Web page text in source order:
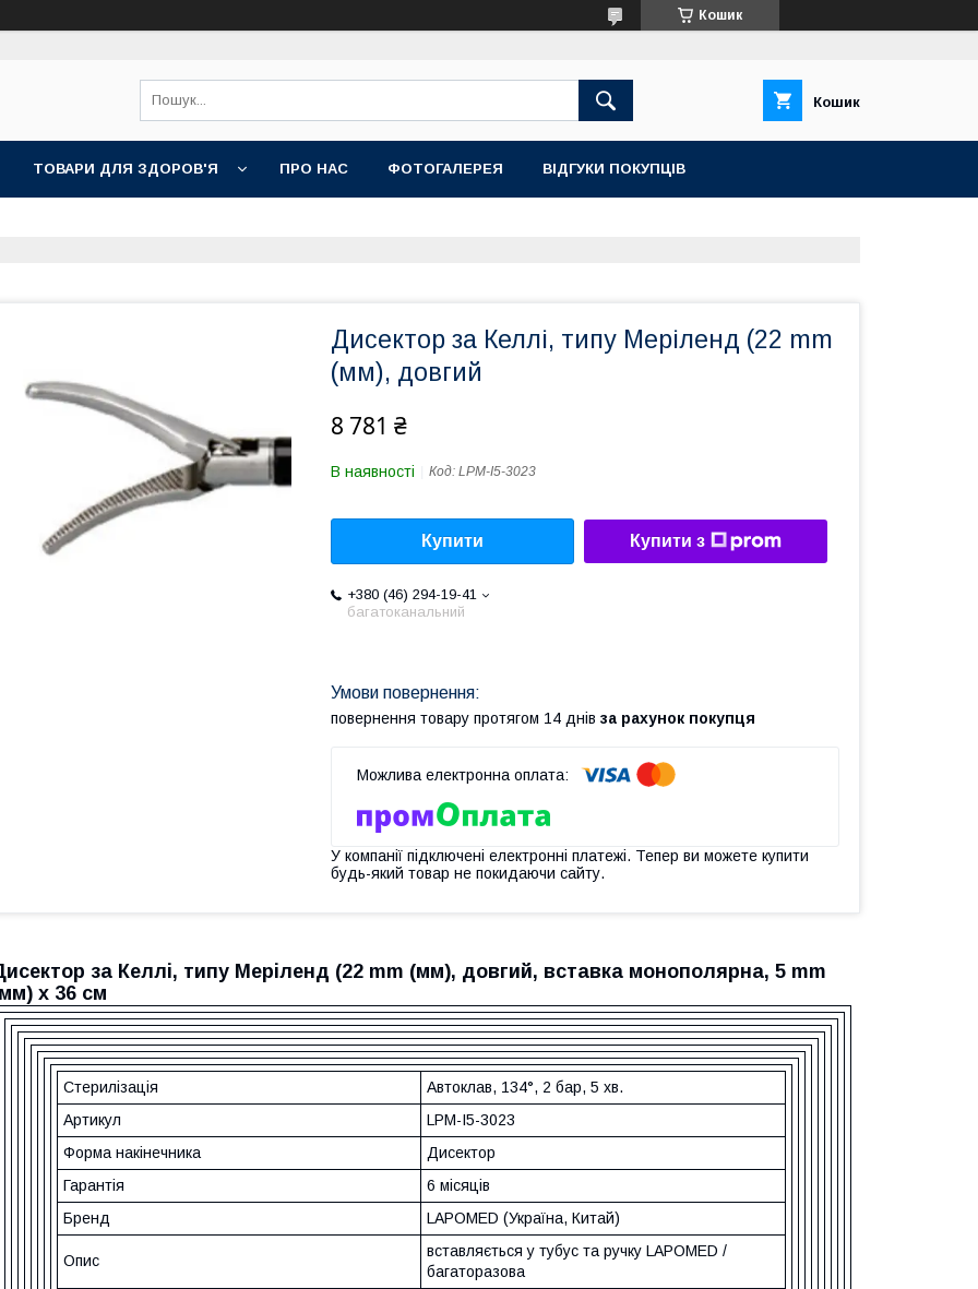
Кошик
Кошик
ТОВАРИ ДЛЯ ЗДОРОВ'Я ПРО НАС ФОТОГАЛЕРЕЯ ВІДГУКИ ПОКУПЦІВ
Дисектор за Келлі, типу Меріленд (22 mm
(мм), довгий
8 781 ₴
В наявності Код: LPM-I5-3023
Купити Купити з
+380 (46) 294-19-41
багатоканальний
повернення товару протягом 14 днів за рахунок покупця
У компанії підключені електронні платежі. Тепер ви можете купити
будь-який товар не покидаючи сайту.
за Келлі, типу Меріленд (22 mm (мм), довгий, вставка монополярна, 5 mm
х 36 cм
Стерилізація
Автоклав, 134°, 2 бар, 5 хв.
Артикул
LPM-I5-3023
Форма накінечника
Дисектор
Гарантія
6 місяців
Бренд
LAPOMED (Україна, Китай)
Опис
вставляється у тубус та ручку LAPOMED /
багаторазова